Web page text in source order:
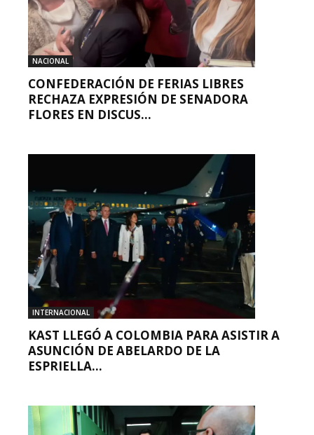
NACIONAL
CONFEDERACIÓN DE FERIAS LIBRES
RECHAZA EXPRESIÓN DE SENADORA
FLORES EN DISCUS...
INTERNACIONAL
KAST LLEGÓ A COLOMBIA PARA ASISTIR A
ASUNCIÓN DE ABELARDO DE LA
ESPRIELLA...